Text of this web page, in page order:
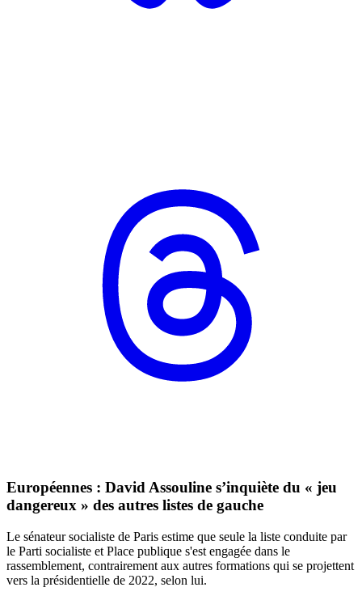
Européennes : David Assouline s’inquiète du « jeu
dangereux » des autres listes de gauche
Le sénateur socialiste de Paris estime que seule la liste conduite par
le Parti socialiste et Place publique s'est engagée dans le
rassemblement, contrairement aux autres formations qui se projettent
vers la présidentielle de 2022, selon lui.